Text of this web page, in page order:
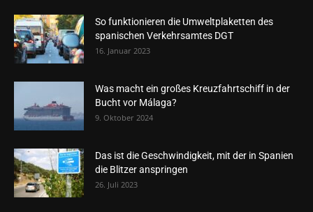
So funktionieren die Umweltplaketten des
spanischen Verkehrsamtes DGT
16. Januar 2023
Was macht ein großes Kreuzfahrtschiff in der
Bucht vor Málaga?
9. Oktober 2024
Das ist die Geschwindigkeit, mit der in Spanien
die Blitzer anspringen
26. Juli 2023